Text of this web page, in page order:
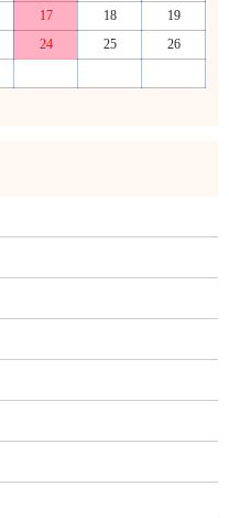
17 18
19
24 25
26